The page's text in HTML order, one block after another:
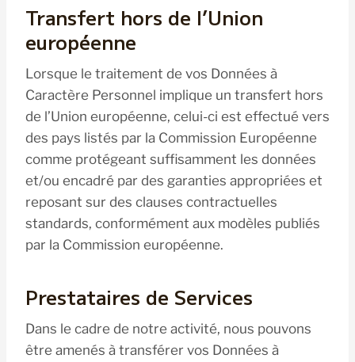
Transfert hors de l’Union
européenne
Lorsque le traitement de vos Données à
Caractère Personnel implique un transfert hors
de l’Union européenne, celui-ci est effectué vers
des pays listés par la Commission Européenne
comme protégeant suffisamment les données
et/ou encadré par des garanties appropriées et
reposant sur des clauses contractuelles
standards, conformément aux modèles publiés
par la Commission européenne.
Prestataires de Services
Dans le cadre de notre activité, nous pouvons
être amenés à transférer vos Données à